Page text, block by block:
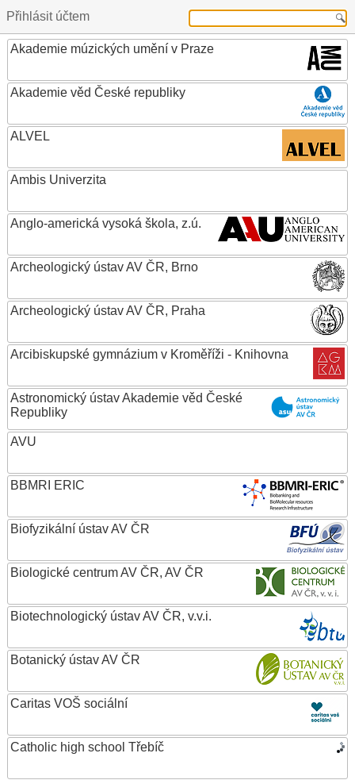
Přihlásit účtem
Akademie múzických umění v Praze
Akademie věd České republiky
ALVEL
Ambis Univerzita
Anglo-americká vysoká škola, z.ú.
Archeologický ústav AV ČR, Brno
Archeologický ústav AV ČR, Praha
Arcibiskupské gymnázium v Kroměříži - Knihovna
Astronomický ústav Akademie věd České
Republiky
AVU
BBMRI ERIC
Biofyzikální ústav AV ČR
Biologické centrum AV ČR, AV ČR
Biotechnologický ústav AV ČR, v.v.i.
Botanický ústav AV ČR
Caritas VOŠ sociální
Catholic high school Třebíč